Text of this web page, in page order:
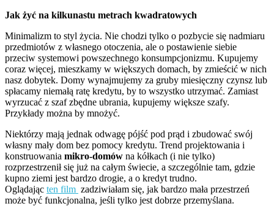
Jak żyć na kilkunastu metrach kwadratowych
Minimalizm to styl życia. Nie chodzi tylko o pozbycie się nadmiaru
przedmiotów z własnego otoczenia, ale o postawienie siebie
przeciw systemowi powszechnego konsumpcjonizmu. Kupujemy
coraz więcej, mieszkamy w większych domach, by zmieścić w nich
nasz dobytek. Domy wynajmujemy za gruby miesięczny czynsz lub
spłacamy niemałą ratę kredytu, by to wszystko utrzymać. Zamiast
wyrzucać z szaf zbędne ubrania, kupujemy większe szafy.
Przykłady można by mnożyć.
Niektórzy mają jednak odwagę pójść pod prąd i zbudować swój
własny mały dom bez pomocy kredytu. Trend projektowania i
konstruowania mikro-domów na kółkach (i nie tylko)
rozprzestrzenił się już na całym świecie, a szczególnie tam, gdzie
kupno ziemi jest bardzo drogie, a o kredyt trudno.
Oglądając ten film zadziwiałam się, jak bardzo mała przestrzeń
może być funkcjonalna, jeśli tylko jest dobrze przemyślana.